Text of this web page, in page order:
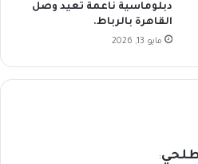
دبلوماسية ناعمة تعيد وصل
القاهرة بالرباط.
مايو 13, 2026
: